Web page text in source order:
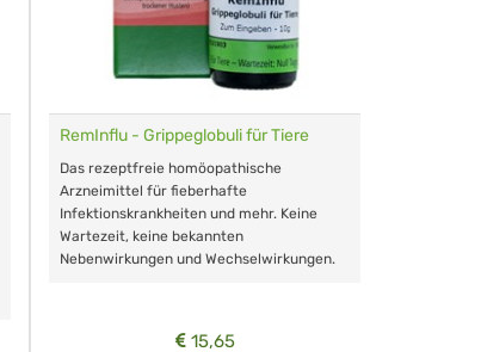
RemInflu - Grippeglobuli für Tiere
Das rezeptfreie homöopathische
Arzneimittel für fieberhafte
Infektionskrankheiten und mehr. Keine
Wartezeit, keine bekannten
Nebenwirkungen und Wechselwirkungen.
15,65